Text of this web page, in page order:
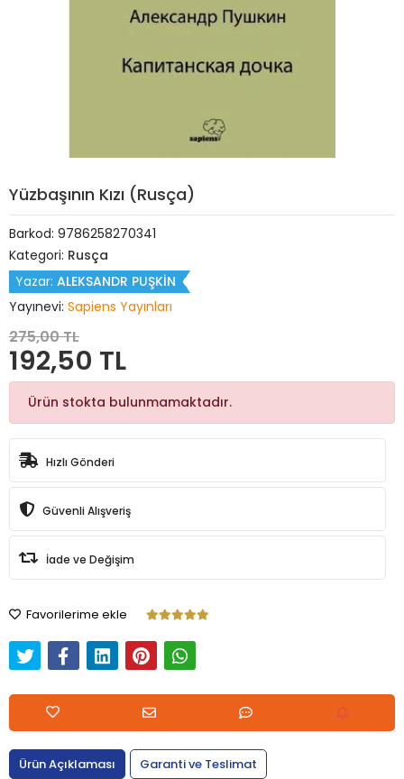
Yüzbaşının Kızı (Rusça)
Barkod: 9786258270341
Kategori: Rusça
Yazar: ALEKSANDR PUŞKİN
Yayınevi: Sapiens Yayınları
275,00 TL
192,50 TL
Ürün stokta bulunmamaktadır.
Hızlı Gönderi
Güvenli Alışveriş
İade ve Değişim
Favorilerime ekle
Ürün Açıklaması
Garanti ve Teslimat